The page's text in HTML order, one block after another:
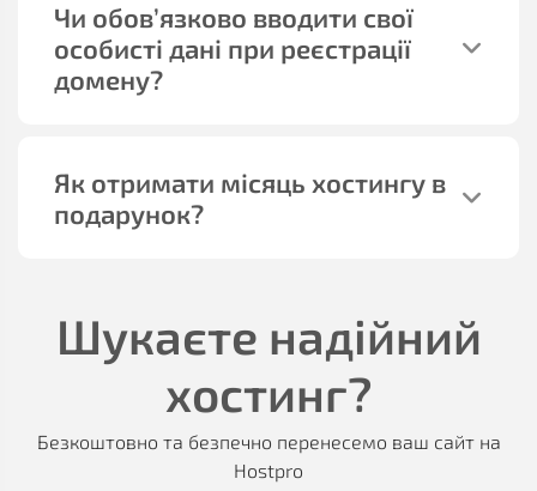
Чи обов’язково вводити свої
особисті дані при реєстрації
домену?
Як отримати місяць хостингу в
подарунок?
Шукаєте надійний
хостинг?
Безкоштовно та безпечно перенесемо ваш сайт на
Hostpro